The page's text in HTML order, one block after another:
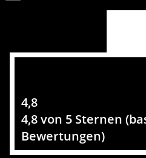
4,8
4,8 von 5 Sternen
Bewertungen)